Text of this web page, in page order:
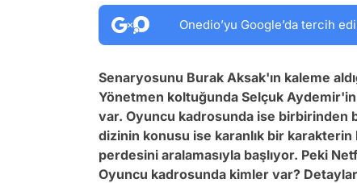
Onedio’yu Google’da tercih
Senaryosunu Burak Aksak'ın kaleme
Yönetmen koltuğunda Selçuk
var. Oyuncu kadrosunda ise birbirinden
dizinin konusu ise karanlık bir
perdesini aralamasıyla başlıyor. Peki
Oyuncu kadrosunda kimler var?